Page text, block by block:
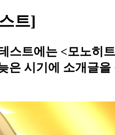
트]
스트에는 <모노히
은 시기에 소개글